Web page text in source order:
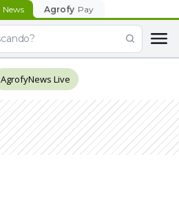
News Agrofy Pay
AgrofyNews Live